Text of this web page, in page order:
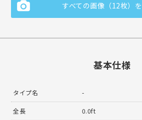
すべての画像（12枚）
基本仕様
タイプ名 -
全長 0.0ft